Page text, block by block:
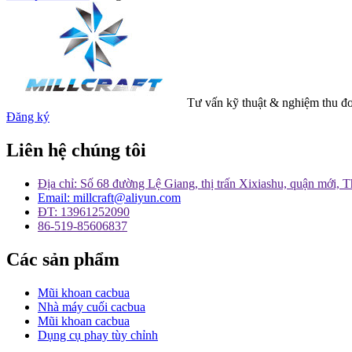
Tư vấn kỹ thuật & nghiệm thu
Đăng ký
Liên hệ chúng tôi
Địa chỉ: Số 68 đường Lệ Giang, thị trấn Xixiashu, quận mới,
Email: millcraft@aliyun.com
ĐT: 13961252090
86-519-85606837
Các sản phẩm
Mũi khoan cacbua
Nhà máy cuối cacbua
Mũi khoan cacbua
Dụng cụ phay tùy chỉnh